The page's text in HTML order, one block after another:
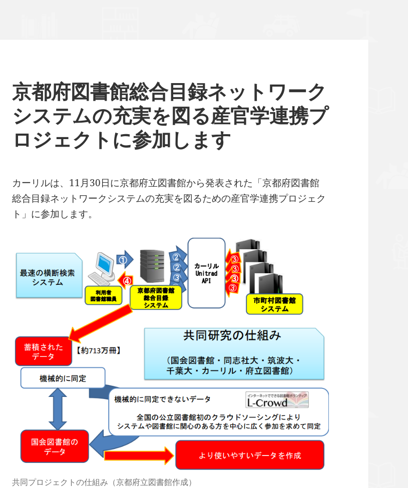
京都府図書館総合目録ネットワーク
システムの充実を図る産官学連携プ
ロジェクトに参加します
カーリルは、11月30日に京都府立図書館から発表された「京都府図書館
総合目録ネットワークシステムの充実を図るための産官学連携プロジェク
ト」に参加します。
共同プロジェクトの仕組み（京都府立図書館作成）